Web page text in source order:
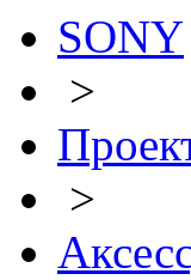
SONY
>
>